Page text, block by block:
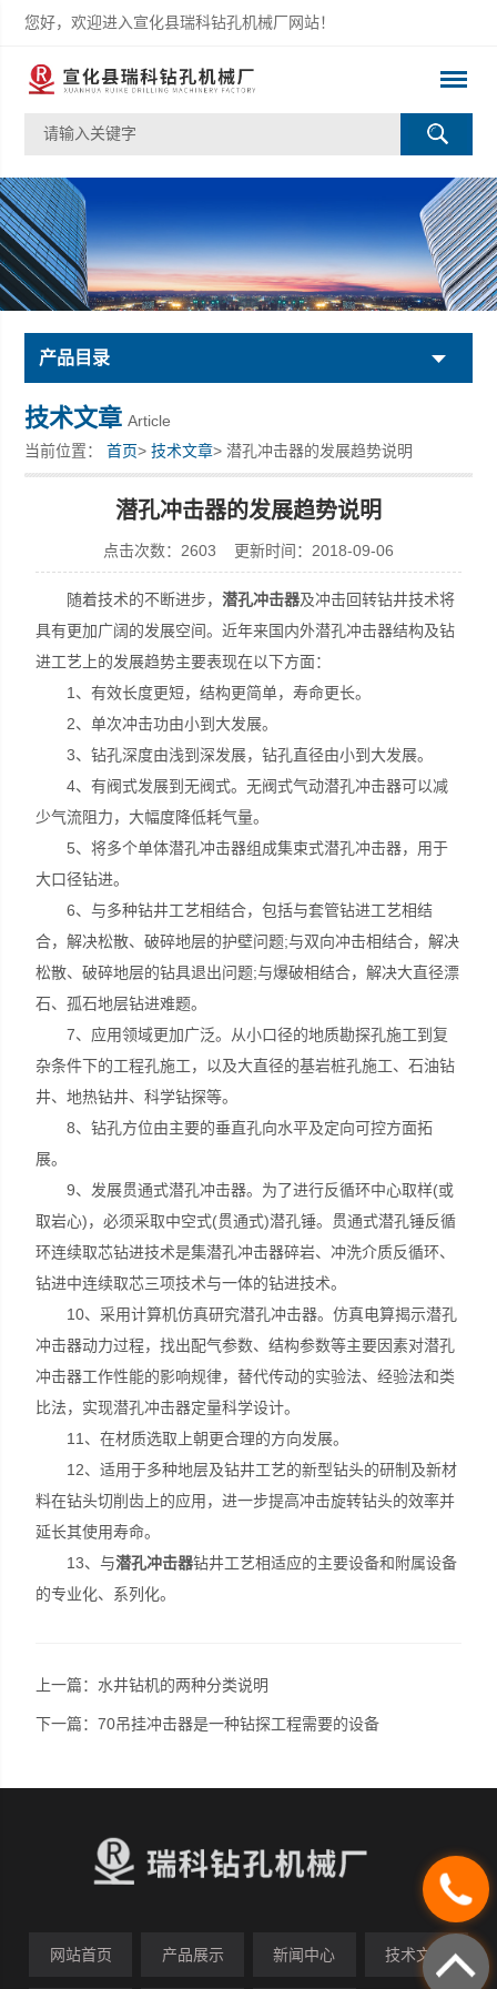
您好，欢迎进入宣化县瑞科钻孔机械厂网站！
宣化县瑞科钻孔机械厂
产品目录
技术文章 Article
当前位置：首页>技术文章> 潜孔冲击器的发展趋势说明
潜孔冲击器的发展趋势说明
点击次数：2603 更新时间：2018-09-06
随着技术的不断进步，潜孔冲击器及冲击回转钻井技术将
具有更加广阔的发展空间。近年来国内外潜孔冲击器结构及钻
进工艺上的发展趋势主要表现在以下方面：
1、有效长度更短，结构更简单，寿命更长。
2、单次冲击功由小到大发展。
3、钻孔深度由浅到深发展，钻孔直径由小到大发展。
4、有阀式发展到无阀式。无阀式气动潜孔冲击器可以减
少气流阻力，大幅度降低耗气量。
5、将多个单体潜孔冲击器组成集束式潜孔冲击器，用于
大口径钻进。
6、与多种钻井工艺相结合，包括与套管钻进工艺相结
合，解决松散、破碎地层的护壁问题;与双向冲击相结合，解决
松散、破碎地层的钻具退出问题;与爆破相结合，解决大直径漂
石、孤石地层钻进难题。
7、应用领域更加广泛。从小口径的地质勘探孔施工到复
杂条件下的工程孔施工，以及大直径的基岩桩孔施工、石油钻
井、地热钻井、科学钻探等。
8、钻孔方位由主要的垂直孔向水平及定向可控方面拓
展。
9、发展贯通式潜孔冲击器。为了进行反循环中心取样(或
取岩心)，必须采取中空式(贯通式)潜孔锤。贯通式潜孔锤反循
环连续取芯钻进技术是集潜孔冲击器碎岩、冲洗介质反循环、
钻进中连续取芯三项技术与一体的钻进技术。
10、采用计算机仿真研究潜孔冲击器。仿真电算揭示潜孔
冲击器动力过程，找出配气参数、结构参数等主要因素对潜孔
冲击器工作性能的影响规律，替代传动的实验法、经验法和类
比法，实现潜孔冲击器定量科学设计。
11、在材质选取上朝更合理的方向发展。
12、适用于多种地层及钻井工艺的新型钻头的研制及新材
料在钻头切削齿上的应用，进一步提高冲击旋转钻头的效率并
延长其使用寿命。
13、与潜孔冲击器钻井工艺相适应的主要设备和附属设备
的专业化、系列化。
上一篇： 水井钻机的两种分类说明
下一篇：70吊挂冲击器是一种钻探工程需要的设备
网站首页 产品展示 新闻中心 技术文章